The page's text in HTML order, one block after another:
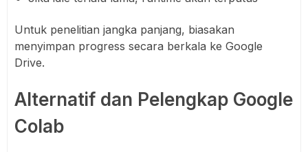
Untuk penelitian jangka panjang, biasakan
menyimpan progress secara berkala ke Google
Drive.
Alternatif dan Pelengkap Google
Colab